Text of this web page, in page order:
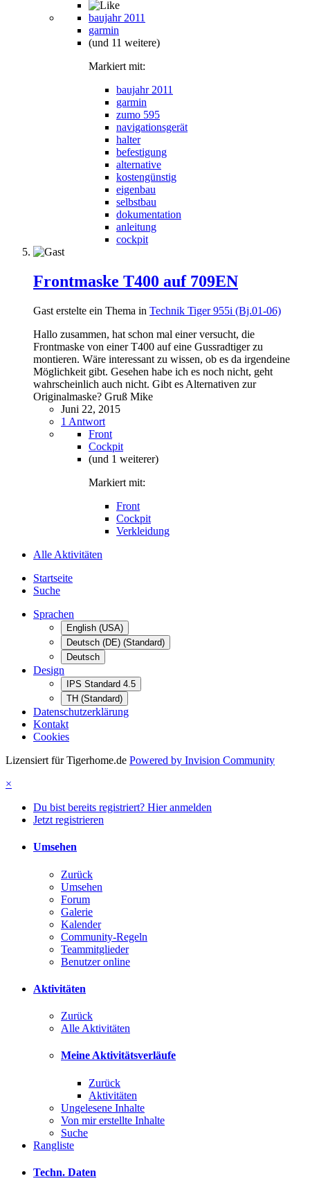
baujahr 2011
garmin
(und 11 weitere)
Markiert mit:
baujahr 2011
garmin
zumo 595
navigationsgerät
halter
befestigung
alternative
kostengünstig
eigenbau
selbstbau
dokumentation
anleitung
cockpit
Frontmaske T400 auf 709EN
Gast erstelte ein Thema in Technik Tiger 955i (Bj.01-06)
Hallo zusammen, hat schon mal einer versucht, die
Frontmaske von einer T400 auf eine Gussradtiger zu
montieren. Wäre interessant zu wissen, ob es da irgendeine
Möglichkeit gibt. Gesehen habe ich es noch nicht, geht
wahrscheinlich auch nicht. Gibt es Alternativen zur
Originalmaske? Gruß Mike
Juni 22, 2015
1 Antwort
Front
Cockpit
(und 1 weiterer)
Markiert mit:
Front
Cockpit
Verkleidung
Alle Aktivitäten
Startseite
Suche
Sprachen
English (USA)
Deutsch (DE) (Standard)
Deutsch
Design
IPS Standard 4.5
TH (Standard)
Datenschutzerklärung
Kontakt
Cookies
Lizensiert für Tigerhome.de Powered by Invision Community
×
Du bist bereits registriert? Hier anmelden
Jetzt registrieren
Umsehen
Zurück
Umsehen
Forum
Galerie
Kalender
Community-Regeln
Teammitglieder
Benutzer online
Aktivitäten
Zurück
Alle Aktivitäten
Meine Aktivitätsverläufe
Zurück
Aktivitäten
Ungelesene Inhalte
Von mir erstellte Inhalte
Suche
Rangliste
Techn. Daten